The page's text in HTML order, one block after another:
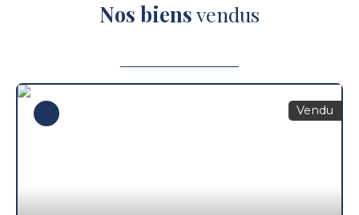
Nos biensvendus
Vendu